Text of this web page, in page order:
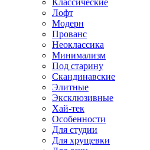
Классические
Лофт
Модерн
Прованс
Неоклассика
Минимализм
Под старину
Скандинавские
Элитные
Эксклюзивные
Хай-тек
Особенности
Для студии
Для хрущевки